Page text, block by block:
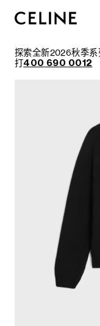
探索全新2026秋季
打400 690 0012